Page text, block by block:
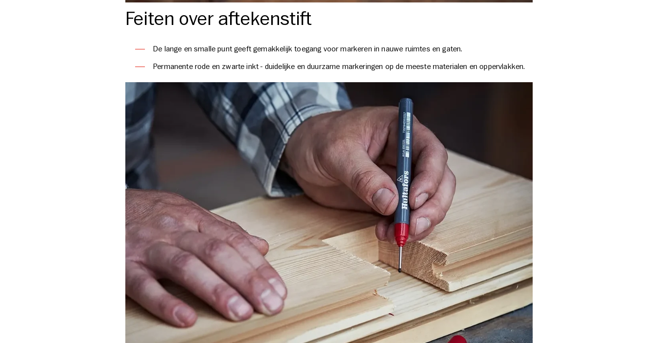
Feiten over aftekenstift
De lange en smalle punt geeft gemakkelijk toegang voor markeren in nauwe ruimtes en gaten.
Permanente rode en zwarte inkt - duidelijke en duurzame markeringen op de meeste materialen en oppervlakken.